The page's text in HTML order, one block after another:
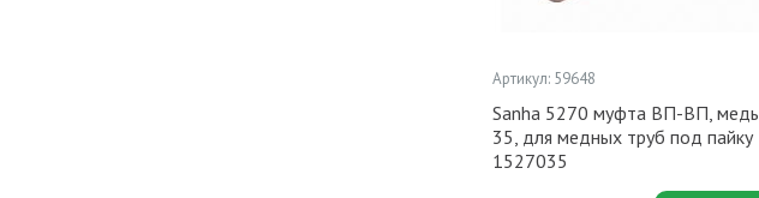
Артикул: 59648
Sanha 5270 муфта ВП-ВП, медь
35, для медных труб под пайку
1527035